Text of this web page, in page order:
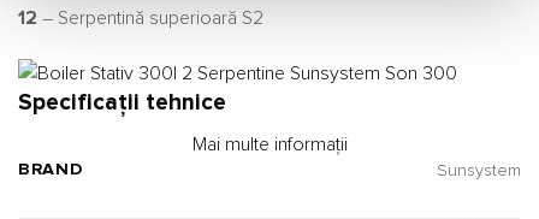
12 – Serpentină superioară S2
Specificații tehnice
Mai multe informații
BRAND Sunsystem